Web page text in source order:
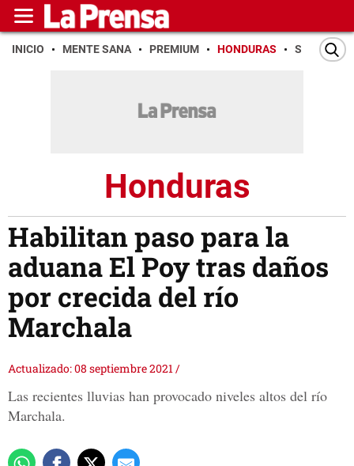
INICIO MENTE SANA PREMIUM HONDURAS SAN PEDRO
Honduras
Habilitan paso para la
aduana El Poy tras daños
por crecida del río
Marchala
Actualizado: 08 septiembre 2021/
Las recientes lluvias han provocado niveles altos del río
Marchala.